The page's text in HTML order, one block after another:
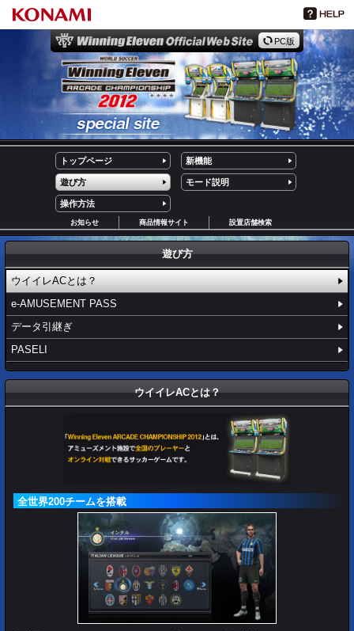
PC版
トップページ 新機能
遊び方 モード説明
操作方法
お知らせ 商品情報サイト 設置店舗検索
遊び方
ウイイレACとは？
e-AMUSEMENT PASS
データ引継ぎ
PASELI
ウイイレACとは？
全世界200チームを搭載